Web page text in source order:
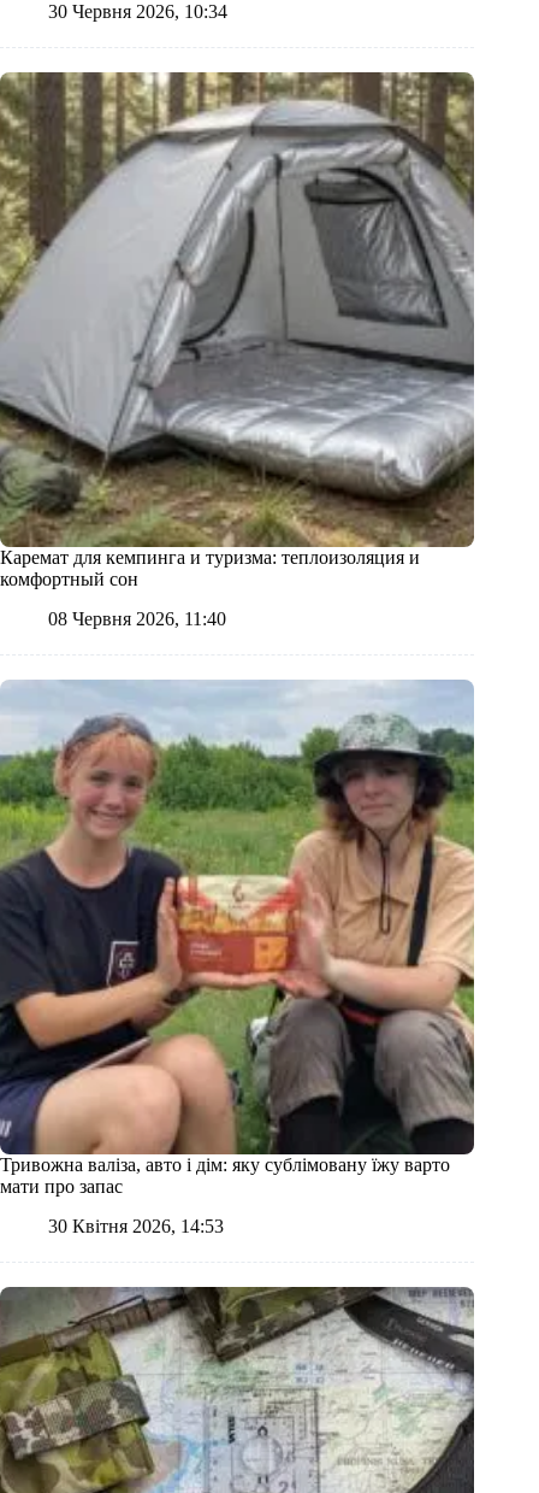
30 Червня 2026, 10:34
Каремат для кемпинга и туризма: теплоизоляция и
комфортный сон
08 Червня 2026, 11:40
Тривожна валіза, авто і дім: яку сублімовану їжу варто
мати про запас
30 Квітня 2026, 14:53